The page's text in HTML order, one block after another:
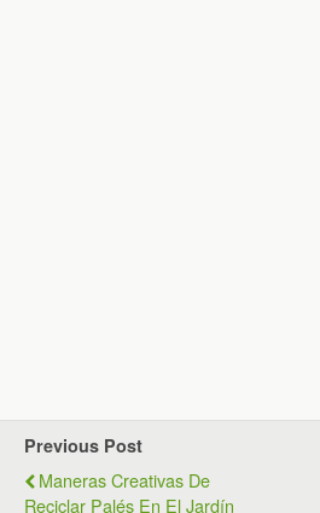
Previous Post
Maneras Creativas De
Reciclar Palés En El Jardín